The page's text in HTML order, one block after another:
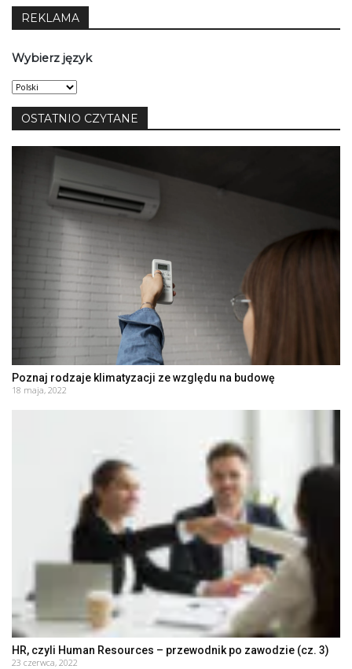
REKLAMA
Wybierz język
Wybierz
język
OSTATNIO CZYTANE
Poznaj rodzaje klimatyzacji ze względu na budowę
18 maja, 2022
HR, czyli Human Resources – przewodnik po zawodzie (cz. 3)
23 czerwca, 2022